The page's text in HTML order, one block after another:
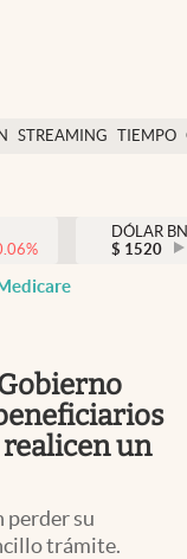
STREAMING TIEMPO
México
%
DÓLAR
$ 1520
un
perder su
trámite.